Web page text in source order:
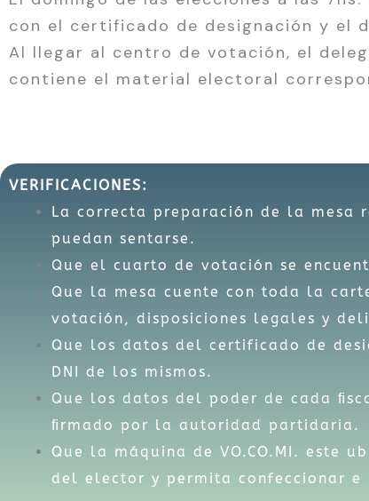
con el certificado de designación y el
Al llegar al centro de votación, el
contiene el material electoral
VERIFICACIONES:
La correcta preparación de la mesa
puedan sentarse.
Que el cuarto de votación se
Que la mesa cuente con toda la
votación, disposiciones legales y
Que los datos del certificado de
DNI de los mismos.
Que los datos del poder de cada
ﬁrmado por la autoridad partidaria.
Que la máquina de VO.CO.MI. este
del elector y permita confeccionar